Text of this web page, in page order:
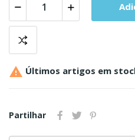
 Últimos artigos em
Partilhar